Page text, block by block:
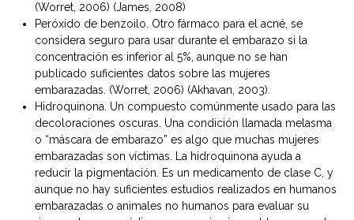
(Worret, 2006) (James, 2008)
Peróxido de benzoilo. Otro fármaco para el acné, se
considera seguro para usar durante el embarazo si la
concentración es inferior al 5%, aunque no se han
publicado suficientes datos sobre las mujeres
embarazadas. (Worret, 2006) (Akhavan, 2003).
Hidroquinona. Un compuesto comúnmente usado para las
decoloraciones oscuras. Una condición llamada melasma
o “máscara de embarazo” es algo que muchas mujeres
embarazadas son víctimas. La hidroquinona ayuda a
reducir la pigmentación. Es un medicamento de clase C, y
aunque no hay suficientes estudios realizados en humanos
embarazadas o animales no humanos para evaluar su